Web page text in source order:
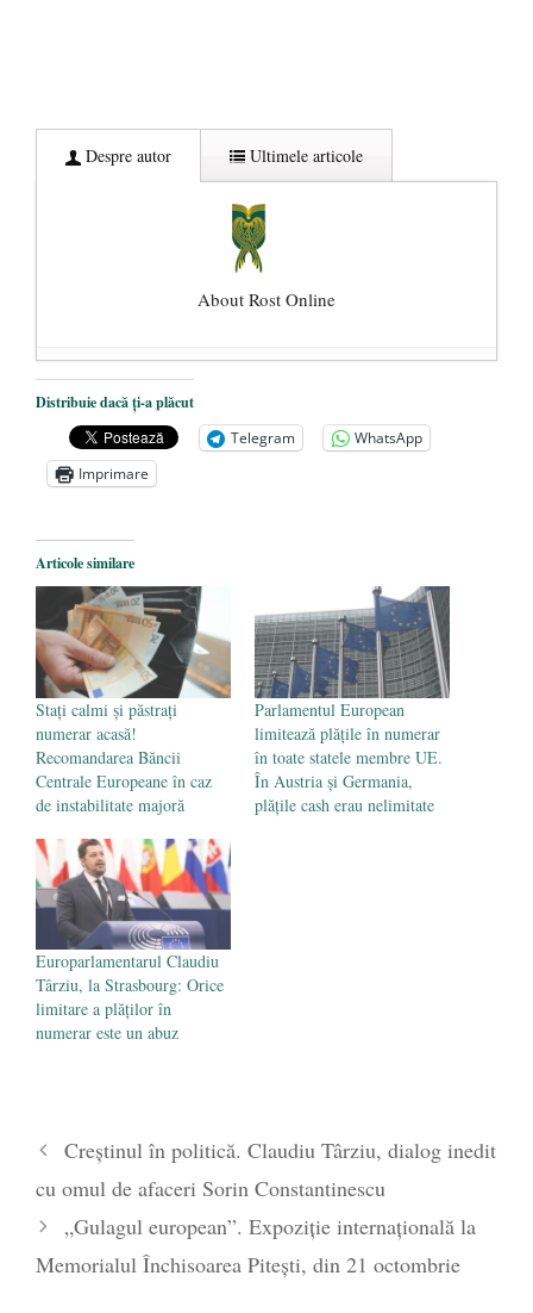
Despre autor Ultimele articole
About Rost Online
Dezvăluiri cutremurătoare despre
președintele Ucrainei, Volodymyr
Zelensky
- 13 mai 2026
Statul care servește Națiunea
Legea Vexler produce efecte. Bustul
poetului Octavian Goga, înlăturat din Iași
- 16 aprilie 2026
Distribuie dacă ți-a plăcut
Telegram
WhatsApp
Imprimare
Articole similare
Stați calmi și păstrați
numerar acasă!
Recomandarea Băncii
Centrale Europeane în caz
de instabilitate majoră
Parlamentul European
limitează plățile în numerar
în toate statele membre UE.
În Austria și Germania,
plățile cash erau nelimitate
Europarlamentarul Claudiu
Târziu, la Strasbourg: Orice
limitare a plăților în
numerar este un abuz
Creștinul în politică. Claudiu Târziu, dialog inedit
cu omul de afaceri Sorin Constantinescu
„Gulagul european”. Expoziție internațională la
Memorialul Închisoarea Pitești, din 21 octombrie